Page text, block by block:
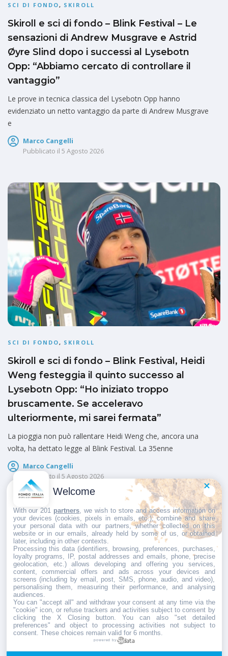
SCI DI FONDO, SKIROLL
Skiroll e sci di fondo – Blink Festival – Le
sensazioni di Andrew Musgrave e Astrid
Øyre Slind dopo i successi al Lysebotn
Opp: “Abbiamo cercato di controllare il
vantaggio”
Le prove in tecnica classica del Lysebotn Opp hanno
evidenziato un netto vantaggio da parte di Andrew Musgrave
e
Marco Cangelli
Pubblicato il 5 Agosto 2026
SCI DI FONDO, SKIROLL
Skiroll e sci di fondo – Blink Festival, Heidi
Weng festeggia il quinto successo al
Lysebotn Opp: “Ho iniziato troppo
bruscamente. Se acceleravo
ulteriormente, mi sarei fermata”
La pioggia non può rallentare Heidi Weng che, ancora una
volta, ha dettato legge al Blink Festival. La 35enne
Marco Cangelli
Pubblicato il 5 Agosto 2026
BIATHLON, SCI DI FONDO SKIROLL
Skiroll, sci di fondo e biathlon – Blink
Festival, Einar Hedegart celebra il
successo al Lysebotn Opp: “Vincere qui è
qualcosa che ti porti dentro tutta la vita”
Einar Hedegart non ha paura di affrontare i suoi ormai ex
colleghi dopo il trasferimento al biathlon e la
Marco Cangelli
5 Agosto 2026
Welcome
With our 201 partners , we wish to store and access information on
your devices (cookies, pixels in emails, etc.), combine and share
your personal data with our partners, whether collected on this
website or in our emails, already held by some of us, or obtained
later, including in other contexts.
Processing this data (identifiers, browsing, preferences, purchases,
loyalty programs, IP, postal addresses and emails, phone, precise
geolocation, etc.) allows developing and offering you services,
content, commercial offers and ads across your devices and
screens (including by email, post, SMS, phone, audio, and video),
personalising them, measuring their performance, and analysing
audiences.
You can "accept all" and withdraw your consent at any time via the
"cookie" icon, or refuse trackers and activities subject to consent by
clicking the X Closing button. You can also "set detailed
preferences" and object to processing activities not subject to
consent. These choices remain valid for 6 months.
powered by